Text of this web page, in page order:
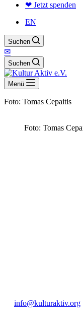
❤ Jetzt spenden
EN
Suchen
✉
Suchen
Menü
Foto: Tomas Cepaitis
Foto: Tomas
info@kulturaktiv.org